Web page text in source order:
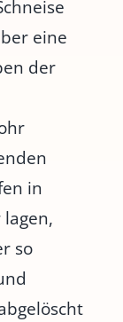
eine
der
in
so